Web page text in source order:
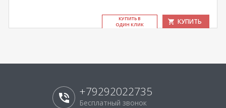
КУ­ПИТЬ В
ОДИН КЛИК
КУПИТЬ
+79292022735
Бесплатный звонок